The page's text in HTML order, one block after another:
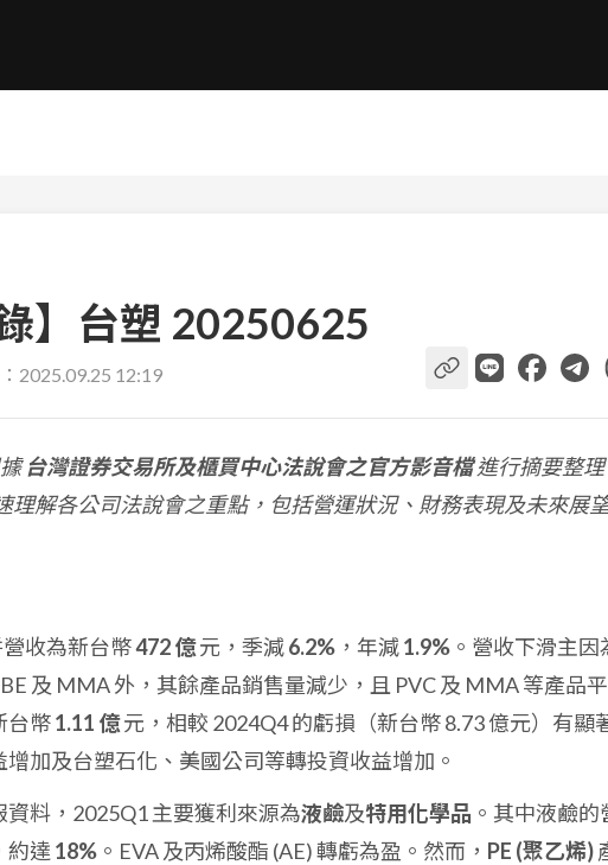
】台塑 20250625
2025.09.25 12:19
台灣證券交易所及櫃買中心法說會之官方影音檔進行摘要整
理解各公司法說會之重點，包括營運狀況、財務表現及未來展
營收為新台幣472 億元，季減6.2% ，年減1.9% 。營收下滑主因
及 MMA 外，其餘產品銷售量減少，且 PVC 及 MMA 等產品
台幣1.11 億元，相較 2024Q4 的虧損（新台幣 8.73 億元）有顯
加及台塑石化、美國公司等轉投資收益增加。
資料，2025Q1 主要獲利來源為液鹼及特用化學品 。其中液鹼的
約達 18% 。EVA 及丙烯酸酯 (AE) 轉虧為盈。然而， PE (聚乙烯)